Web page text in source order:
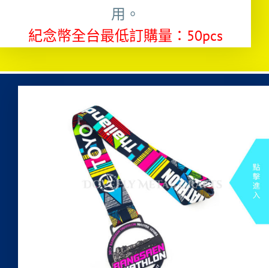
用。
紀念幣全台最低訂購量：50pcs